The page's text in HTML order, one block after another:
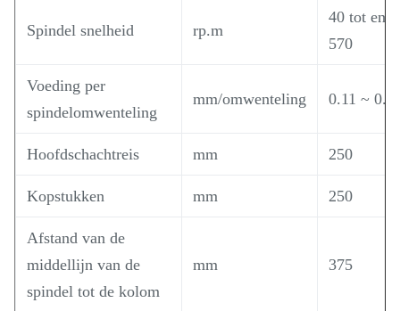
Spindel snelheid rp.m
40 tot en
570
Voeding per
spindelomwenteling
mm/omwenteling 0.11 ~
Hoofdschachtreis mm 250
Kopstukken mm 250
Afstand van de
middellijn van de
spindel tot de kolom
mm 375